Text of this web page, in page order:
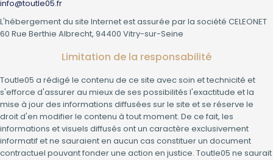
info@toutle05.fr
L'hébergement du site Internet est assurée par la société CELEONET
60 Rue Berthie Albrecht, 94400 Vitry-sur-Seine
Limitation de la responsabilité
Toutle05 a rédigé le contenu de ce site avec soin et technicité et
s'efforce d'assurer au mieux de ses possibilités l'exactitude et la
mise à jour des informations diffusées sur le site et se réserve le
droit d'en modifier le contenu à tout moment. De ce fait, les
informations et visuels diffusés ont un caractère exclusivement
informatif et ne sauraient en aucun cas constituer un document
contractuel pouvant fonder une action en justice. Toutle05 ne saurait